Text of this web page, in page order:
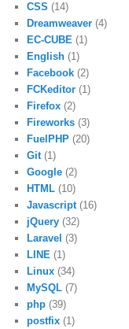
CSS (14)
Dreamweaver (4)
EC-CUBE (1)
English (1)
Facebook (2)
FCKeditor (1)
Firefox (2)
Fireworks (3)
FuelPHP (20)
Git(1)
Google (2)
HTML (10)
Javascript(16)
jQuery (32)
Laravel (3)
LINE (1)
Linux (34)
MySQL (7)
php (39)
postfix (1)